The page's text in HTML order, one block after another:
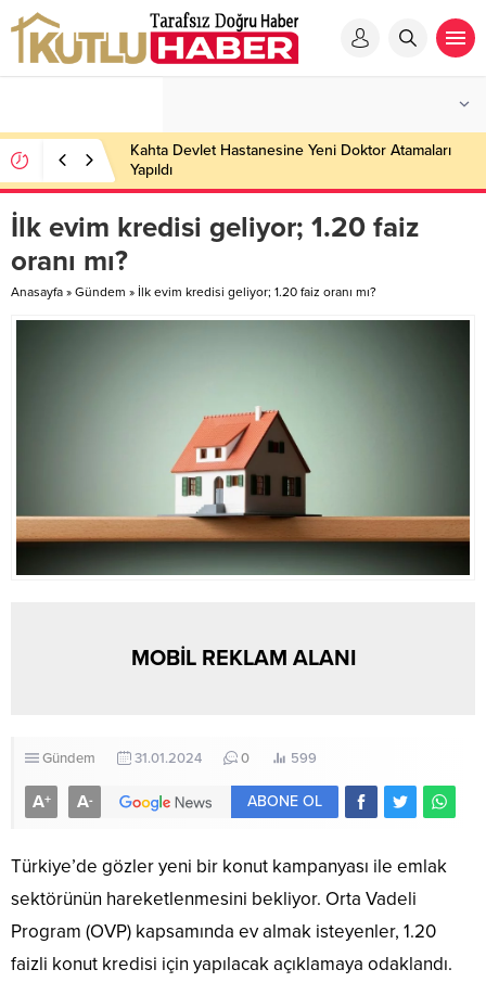
Kahta Devlet Hastanesine Yeni Doktor Atamaları
Yapıldı
İlk evim kredisi geliyor; 1.20 faiz
oranı mı?
Anasayfa » Gündem » İlk evim kredisi geliyor; 1.20 faiz oranı mı?
MOBİL REKLAM ALANI
Gündem 31.01.2024 0 599
A+ A- ABONE OL
Türkiye’de gözler yeni bir konut kampanyası ile emlak
sektörünün hareketlenmesini bekliyor. Orta Vadeli
Program (OVP) kapsamında ev almak isteyenler, 1.20
faizli konut kredisi için yapılacak açıklamaya odaklandı.